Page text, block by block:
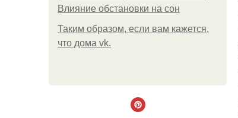
Влияние обстановки на сон
Таким образом, если вам кажется,
что дома vk.